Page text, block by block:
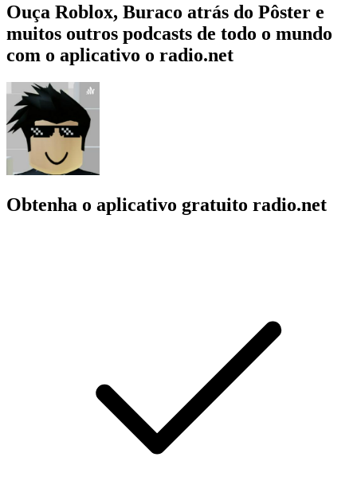
Ouça Roblox, Buraco atrás do Pôster e
muitos outros podcasts de todo o mundo
com o aplicativo o radio.net
Obtenha o aplicativo gratuito radio.net